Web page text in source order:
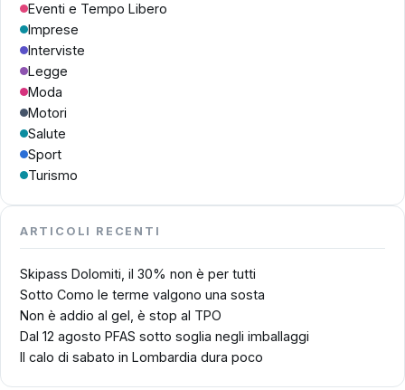
Eventi e Tempo Libero
Imprese
Interviste
Legge
Moda
Motori
Salute
Sport
Turismo
ARTICOLI RECENTI
Skipass Dolomiti, il 30% non è per tutti
Sotto Como le terme valgono una sosta
Non è addio al gel, è stop al TPO
Dal 12 agosto PFAS sotto soglia negli imballaggi
Il calo di sabato in Lombardia dura poco